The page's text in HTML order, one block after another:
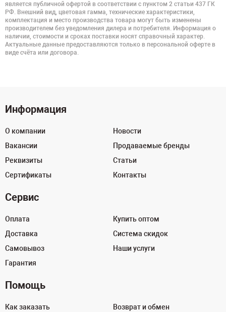
является публичной офертой в соответствии с пунктом 2 статьи 437 ГК
РФ. Внешний вид, цветовая гамма, технические характеристики,
комплектация и место производства товара могут быть изменены
производителем без уведомления дилера и потребителя. Информация о
наличии, стоимости и сроках поставки носят справочный характер.
Актуальные данные предоставляются только в персональной оферте в
виде счёта или договора.
Информация
О компании
Вакансии
Реквизиты
Сертификаты
Новости
Продаваемые бренды
Статьи
Контакты
Сервис
Оплата
Доставка
Самовывоз
Гарантия
Купить оптом
Система скидок
Наши услуги
Помощь
Как заказать
Возврат и обмен